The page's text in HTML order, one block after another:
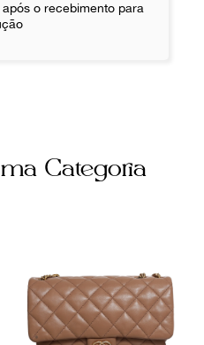
Ocasião
o recebimento para
Categoria